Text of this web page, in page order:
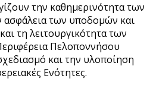
την καθημερινότητα των
ασφάλεια των υποδομών και
τη λειτουργικότητα των
Πελοποννήσου
και την υλοποίηση
Ενότητες.